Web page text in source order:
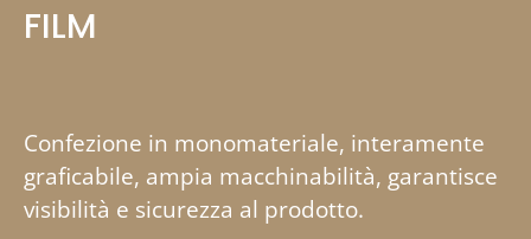
FILM
Confezione in monomateriale, interamente
graficabile, ampia macchinabilità, garantisce
visibilità e sicurezza al prodotto.